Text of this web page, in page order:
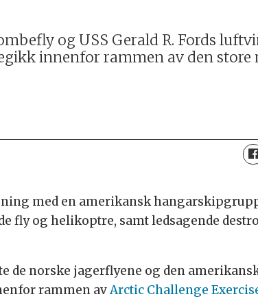
og USS Gerald R. Fords
innenfor rammen av den store
med en amerikansk
fly og helikoptre, samt ledsagende
de norske jagerflyene og den
rammen avArctic Challenge